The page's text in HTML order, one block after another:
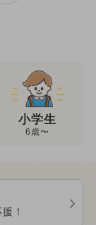
小学生
6歳〜
！